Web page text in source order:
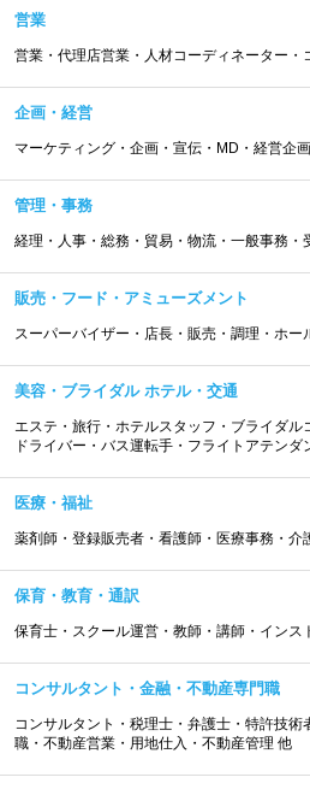
営業
営業・代理店営業・人材コーディネーター・
企画・経営
マーケティング・企画・宣伝・MD・経営企
管理・事務
経理・人事・総務・貿易・物流・一般事務・
販売・フード・アミューズメント
スーパーバイザー・店長・販売・調理・ホー
美容・ブライダル ホテル・交通
エステ・旅行・ホテルスタッフ・ブライダル
ドライバー・バス運転手・フライトアテンダ
医療・福祉
薬剤師・登録販売者・看護師・医療事務・介
保育・教育・通訳
保育士・スクール運営・教師・講師・インス
コンサルタント・金融・不動産専門職
コンサルタント・税理士・弁護士・特許技術
職・不動産営業・用地仕入・不動産管理 他